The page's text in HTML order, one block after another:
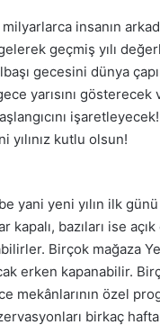
milyarlarca insanın
geçmiş yılı
gecesini dünya
yarısını gösterecek
işaretleyecek!
yılınız kutlu olsun!
yani yeni yılın ilk günü
bazıları ise
Birçok mağaza
erken kapanabilir.
mekânlarının özel
birkaç